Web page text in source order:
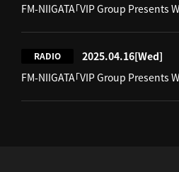
FM-NIIGATA「VIP Group Presents
RADIO 2025.04.16[Wed]
FM-NIIGATA「VIP Group Presents